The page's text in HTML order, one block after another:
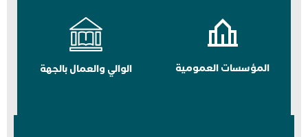
المؤسسات العمومية الوالي والعمال بالجهة